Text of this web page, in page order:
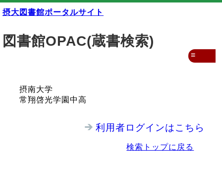
摂大図書館ポータルサイト
図書館OPAC(蔵書検索)
摂南大学
常翔啓光学園中高
利用者ログインはこちら
検索トップに戻る
≡